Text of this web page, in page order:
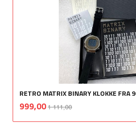
RETRO MATRIX BINARY KLOKKE FRA
Tilbud
999,001 111,00mva.